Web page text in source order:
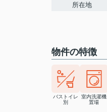
所在地
物件の特徴
バストイレ
別
室内洗濯機
置場